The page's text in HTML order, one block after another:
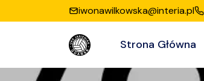
iwonawilkowska@interia.pl
Strona Główna